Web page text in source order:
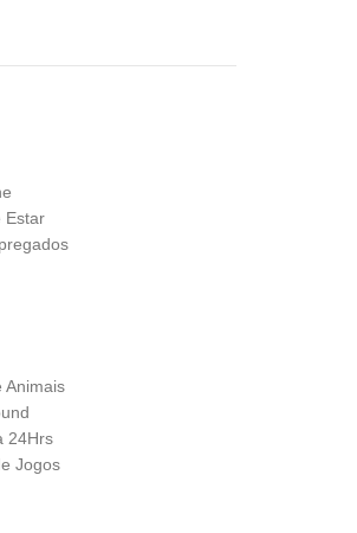
Estar
Animais
24Hrs
Jogos